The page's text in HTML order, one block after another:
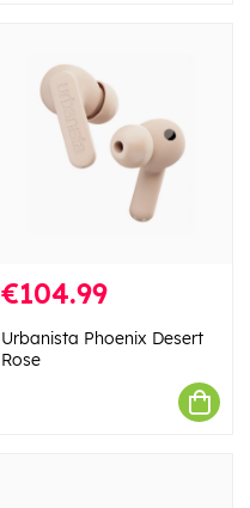
€104.99
Urbanista Phoenix Desert
Rose